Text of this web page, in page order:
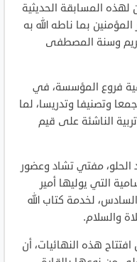
لهذه المسابقة الحديثية
المؤمنين بما ناطه الله به
وسنة المصطفى
فروع المؤسسة، في
وتصنيفا وتدريسا، لما
الناشئة على قيم
الحلو، مفتي تشاد وعضور
التي يوليها أمير
لخدمة كتاب الله
والسلام.
هذه النهائيات، أن